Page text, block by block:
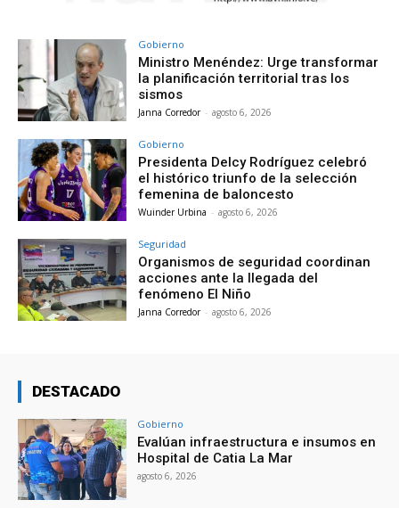
Gobierno
Ministro Menéndez: Urge transformar
la planificación territorial tras los
sismos
Janna Corredor - agosto 6, 2026
Gobierno
Presidenta Delcy Rodríguez celebró
el histórico triunfo de la selección
femenina de baloncesto
Wuinder Urbina - agosto 6, 2026
Seguridad
Organismos de seguridad coordinan
acciones ante la llegada del
fenómeno El Niño
Janna Corredor - agosto 6, 2026
DESTACADO
Gobierno
Evalúan infraestructura e insumos en
Hospital de Catia La Mar
agosto 6, 2026